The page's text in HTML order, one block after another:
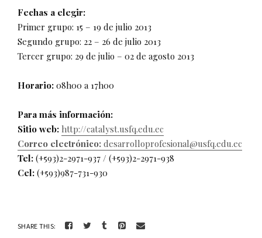
Fechas a elegir:
Primer grupo: 15 – 19 de julio 2013
Segundo grupo: 22 – 26 de julio 2013
Tercer grupo: 29 de julio – 02 de agosto 2013
Horario: 08h00 a 17h00
Para más información:
Sitio web: http://catalyst.usfq.edu.ec
Correo electrónico: desarrolloprofesional@usfq.edu.ec
Tel: (+593)2-2971-937 / (+593)2-2971-938
Cel: (+593)987-731-930
SHARE THIS: